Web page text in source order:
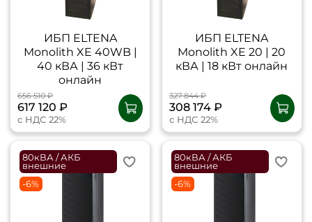
ИБП ELTENA
Monolith XE 40WB |
40 кВА | 36 кВт
онлайн
656 510 ₽
617 120 ₽
с НДС 22%
ИБП ELTENA
Monolith XE 20 | 20
кВА | 18 кВт онлайн
327 844 ₽
308 174 ₽
с НДС 22%
80кВА / АКБ
внешние
-6%
80кВА / АКБ
внешние
-6%